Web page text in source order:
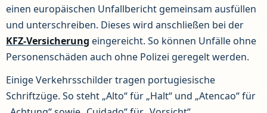
einen europäischen Unfallbericht gemeinsam ausfüllen
und unterschreiben. Dieses wird anschließen bei der
KFZ-Versicherung eingereicht. So können Unfälle ohne
Personenschäden auch ohne Polizei geregelt werden.
Einige Verkehrsschilder tragen portugiesische
Schriftzüge. So steht „Alto“ für „Halt“ und „Atencao“ für